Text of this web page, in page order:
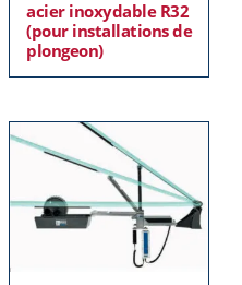
acier inoxydable R32
(pour installations de
plongeon)